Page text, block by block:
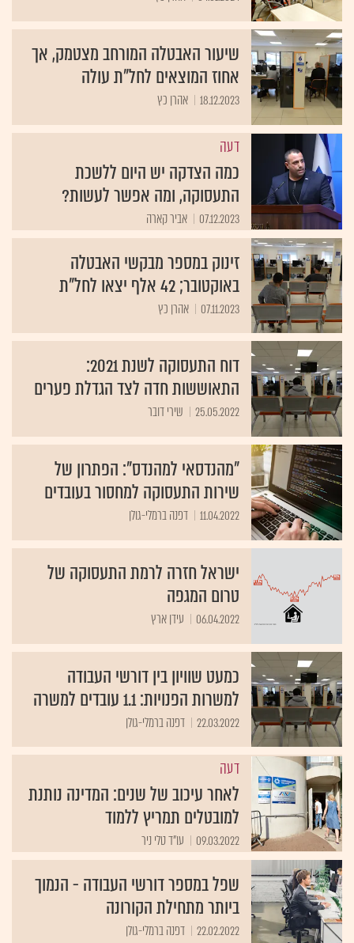
שיעור האבטלה המורחב מצטמק, אך
אחוז המוצאים לחל"ת עולה
18.12.2023 אהרן כץ
דעה
כמה הצדקה יש היום ללשכת
התעסוקה, ומה אפשר לעשות?
07.12.2023 אביר קארה
זינוק במספר מבקשי האבטלה
באוקטובר; 42 אלף יצאו לחל"ת
07.11.2023 אהרן כץ
דוח התעסוקה לשנת 2021:
התאוששות חדה לצד הגדלת פערים
25.05.2022 שירי דובר
"מהנדסאי למהנדס": הפתרון של
שירות התעסוקה למחסור בעובדים
11.04.2022 דפנה ברמלי-גולן
ישראל חזרה לרמת התעסוקה של
טרום המגפה
06.04.2022 עידן ארץ
כמעט שוויון בין דורשי העבודה
למשרות הפנויות: 1.1 עובדים למשרה
22.03.2022 דפנה ברמלי-גולן
דעה
לאחר עיכוב של שנים: המדינה נותנת
למובטלים תמריץ ללמוד
09.03.2022 עו"ד טלי ניר
שפל במספר דורשי העבודה - הנמוך
ביותר מתחילת הקורונה
22.02.2022 דפנה ברמלי-גולן